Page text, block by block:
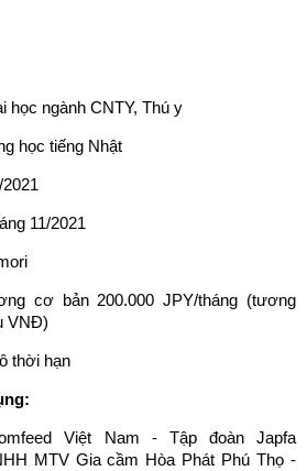
học ngành CNTY, Thú y
học tiếng Nhật
11/2021
cơ bản 200.000 JPY/tháng (tương
VNĐ)
thời hạn
Việt Nam - Tập đoàn Japfa
MTV Gia cầm Hòa Phát Phú Thọ -